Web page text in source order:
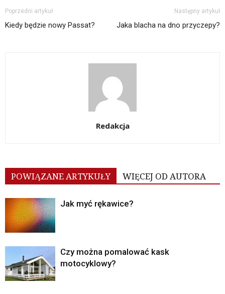
Poprzedni artykuł
Kiedy będzie nowy Passat?
Następny artykuł
Jaka blacha na dno przyczepy?
Redakcja
POWIĄZANE ARTYKUŁY WIĘCEJ OD AUTORA
Jak myć rękawice?
Czy można pomalować kask
motocyklowy?